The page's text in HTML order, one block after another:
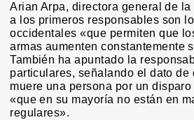
Arian Arpa, directora general de
a los primeros responsables son
occidentales «que permiten que
armas aumenten constantemente
También ha apuntado la
particulares, señalando el dato de
muere una persona por un
«que en su mayoría no están en
regulares».